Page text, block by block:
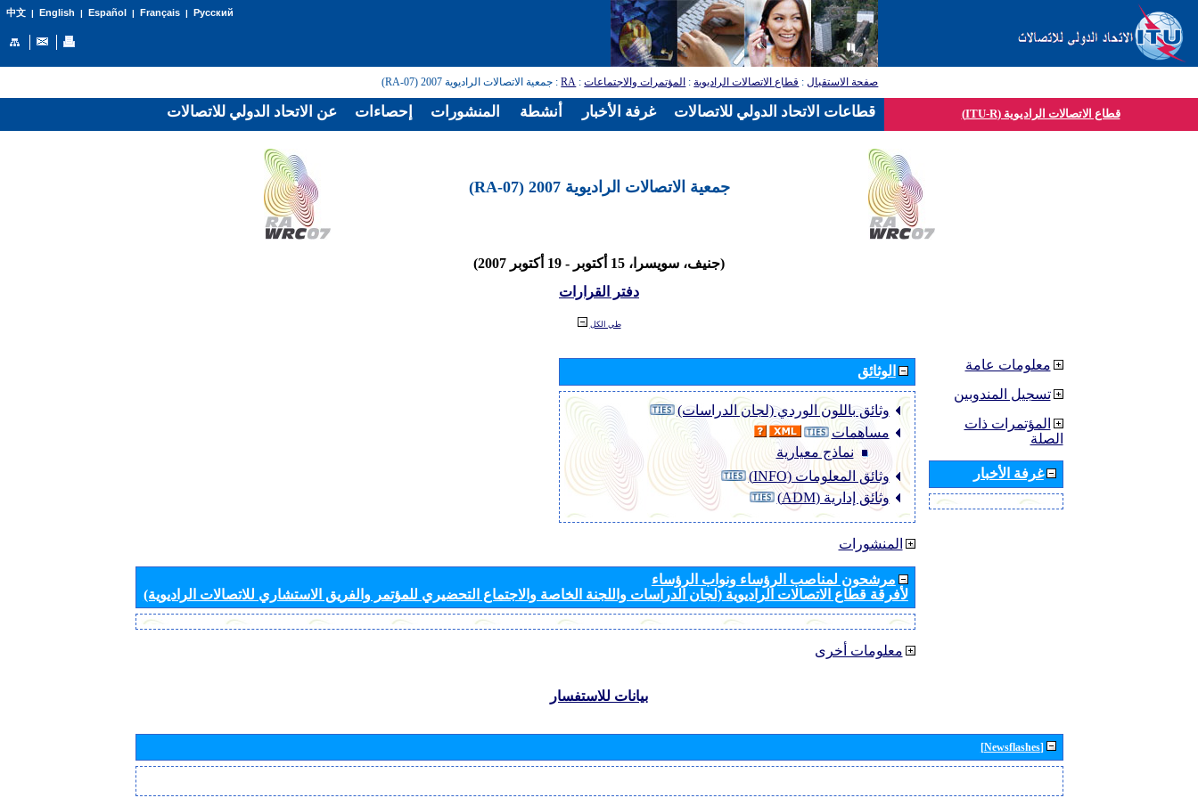
中文| English | Español | Français| Русский
صفحة الاستقبال: قطاع الاتصالات الراديوية: المؤتمرات والاجتماعات:
RA: جمعية الاتصالات الراديوية 2007 (RA-07)
قطاع الاتصالات الراديوية (ITU-R)
جمعية الاتصالات الراديوية 2007 (RA-07)
(جنيف، سويسرا، 15 أكتوبر - 19 أكتوبر 2007)
دفتر القرارات
طي الكل
الوثائق
وثائق باللون الوردي (لجان الدراسات)
مساهمات
نماذج معيارية
وثائق المعلومات (INFO)
وثائق إدارية (ADM)
المنشورات
مرشحون لمناصب الرؤساء ونواب الرؤساء
لأفرقة قطاع الاتصالات الراديوية (لجان الدراسات واللجنة الخاصة والاجتماع التحضيري للمؤتمر والفريق الاستشاري للاتصالات الراديوية)
معلومات أخرى
معلومات عامة
تسجيل المندوبين
المؤتمرات ذات
الصلة
غرفة الأخبار
بيانات للاستفسار
[Newsflashes]
عن الاتحاد الدولي للاتصالات إحصاءات المنشورات أنشطة غرفة الأخبار قطاعات الاتحاد الدولي للاتصالات